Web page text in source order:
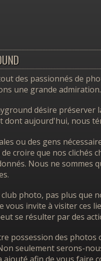
des passionnés de
une grande admiration.
désire
aujourd'hui, nous
ou des gens
croire que nos clichés
Nous ne sommes
photo, pas plus que
vous invite à visiter ces
se résulter par des
possession des
seulement serons-